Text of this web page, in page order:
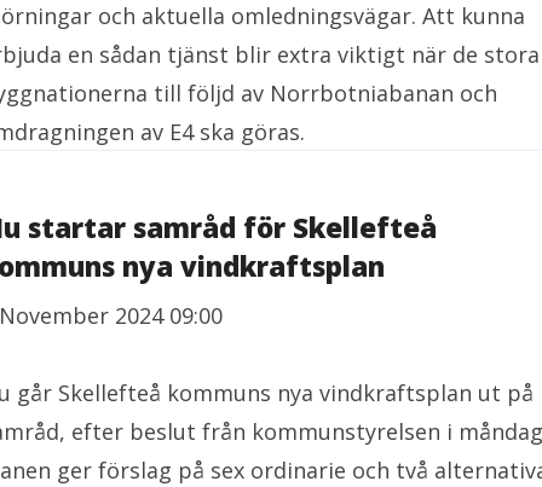
och aktuella omledningsvägar. Att kunna
en sådan tjänst blir extra viktigt när de stora
till följd av Norrbotniabanan och
av E4 ska göras.
startar samråd för Skellefteå
nya vindkraftsplan
2024 09:00
går Skellefteå kommuns nya vindkraftsplan ut på
efter beslut från kommunstyrelsen i
ger förslag på sex ordinarie och två